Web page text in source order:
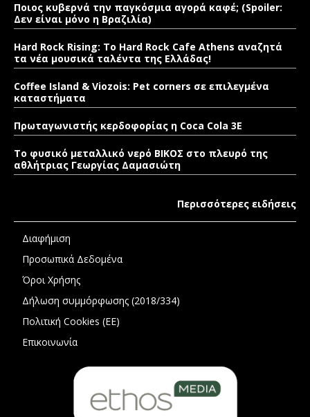
Ποιος κυβερνά την παγκόσμια αγορά καφέ; (Spoiler:
Δεν είναι μόνο η Βραζιλία)
Hard Rock Rising: Το Hard Rock Cafe Athens αναζητά
τα νέα μουσικά ταλέντα της Ελλάδας!
Coffee Island & Viozois: Pet corners σε επιλεγμένα
καταστήματα
Πρωταγωνιστής κερδοφορίας η Coca Cola 3E
Το φυσικό μεταλλικό νερό ΒΙΚΟΣ στο πλευρό της
αθλήτριας Γεωργίας Δαμασιώτη
Περισσότερες ειδήσεις
Διαφήμιση
Προσωπικά Δεδομένα
Όροι Χρήσης
Δήλωση συμμόρφωσης (2018/334)
Πολιτική Cookies (ΕΕ)
Επικοινωνία